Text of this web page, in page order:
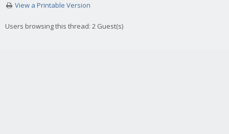
View a Printable Version
Users browsing this thread: 2 Guest(s)